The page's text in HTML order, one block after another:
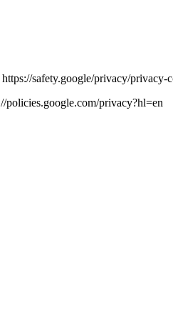
safety.google/privacy/privacy-
policies.google.com/privacy?hl=en